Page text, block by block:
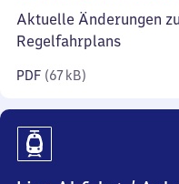
Aktuelle Änderungen
Regelfahrplans
PDF (67 kB)